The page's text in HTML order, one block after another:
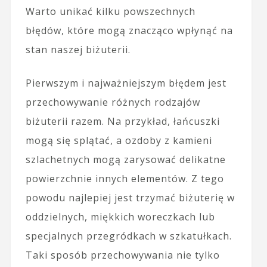
Warto unikać kilku powszechnych
błędów, które mogą znacząco wpłynąć na
stan naszej biżuterii.
Pierwszym i najważniejszym błędem jest
przechowywanie różnych rodzajów
biżuterii razem. Na przykład, łańcuszki
mogą się splątać, a ozdoby z kamieni
szlachetnych mogą zarysować delikatne
powierzchnie innych elementów. Z tego
powodu najlepiej jest trzymać biżuterię w
oddzielnych, miękkich woreczkach lub
specjalnych przegródkach w szkatułkach.
Taki sposób przechowywania nie tylko